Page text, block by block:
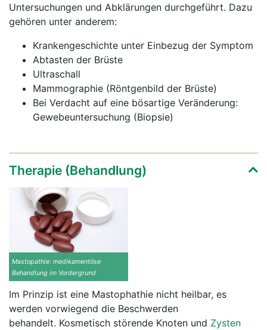
Untersuchungen und Abklärungen durchgeführt. Dazu
gehören unter anderem:
Krankengeschichte unter Einbezug der Symptom
Abtasten der Brüste
Ultraschall
Mammographie (Röntgenbild der Brüste)
Bei Verdacht auf eine bösartige Veränderung:
Gewebeuntersuchung (Biopsie)
Therapie (Behandlung)
Mastopathie: medikamentöse
Behandlung im Vordergrund
Im Prinzip ist eine Mastophathie nicht heilbar, es
werden vorwiegend die Beschwerden
behandelt. Kosmetisch störende Knoten und Zysten